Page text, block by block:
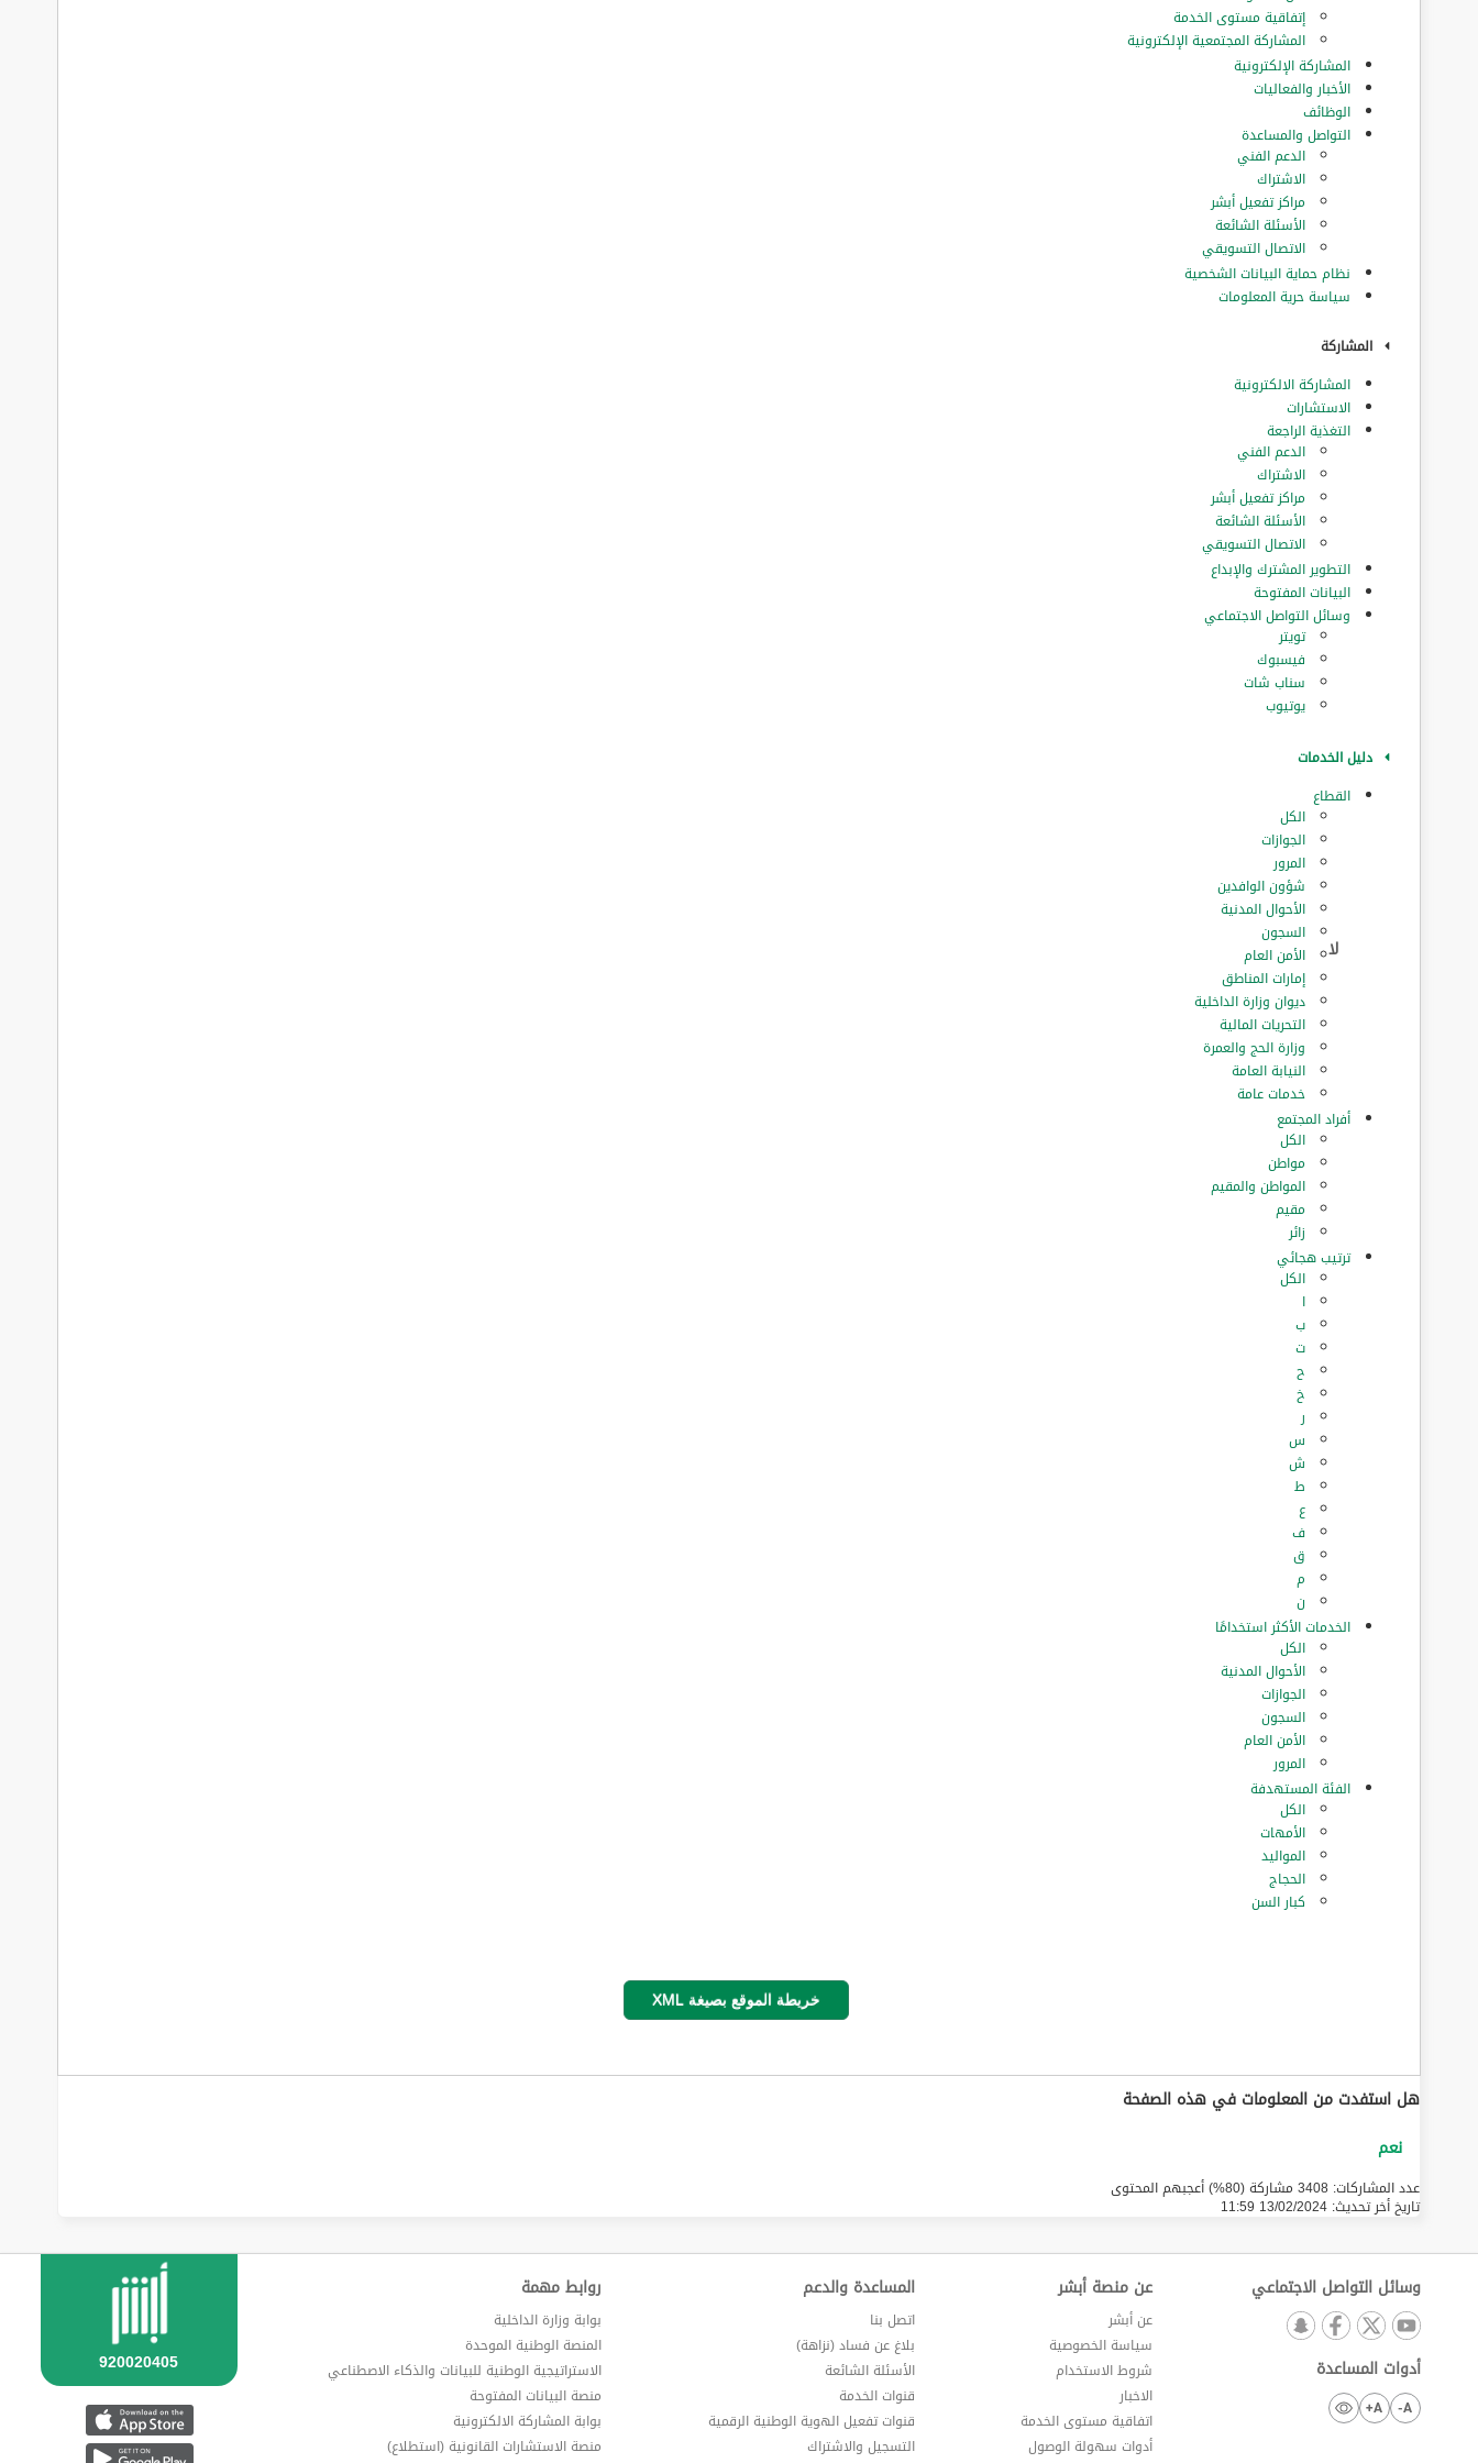
إتفاقية مستوى الخدمة
المشاركة المجتمعية الإلكترونية
المشاركة الإلكترونية
الأخبار والفعاليات
الوظائف
التواصل والمساعدة
الدعم الفني
الاشتراك
مراكز تفعيل أبشر
الأسئلة الشائعة
الاتصال التسويقي
نظام حماية البيانات الشخصية
سياسة حرية المعلومات
المشاركة
المشاركة الالكترونية
الاستشارات
التغذية الراجعة
الدعم الفني
الاشتراك
مراكز تفعيل أبشر
الأسئلة الشائعة
الاتصال التسويقي
التطوير المشترك والإبداع
البيانات المفتوحة
وسائل التواصل الاجتماعي
تويتر
فيسبوك
سناب شات
يوتيوب
دليل الخدمات
القطاع
الكل
الجوازات
المرور
‏شؤون الوافدين
الأحوال المدنية
السجون
الأمن العام
إمارات المناطق
ديوان وزارة الداخلية
التحريات المالية
وزارة الحج والعمرة
النيابة العامة
خدمات عامة
أفراد المجتمع
الكل
مواطن
المواطن والمقيم
مقيم
زائر
ترتيب هجائي
الكل
ا
ب
ت
ح
خ
ر
س
ش
ط
ع
ف
ق
م
ن
الخدمات الأكثر استخدامًا
الكل
الأحوال المدنية
الجوازات
السجون
الأمن العام
المرور
الفئة المستهدفة
الكل
الأمهات
المواليد
الحجاج
كبار السن
خريطة الموقع بصيغة XML
هل استفدت من المعلومات في هذه الصفحة
عدد المشاركات: 3408 مشاركة (80%) أعجبهم المحتوى
تاريخ أخر تحديث: 13/02/2024 11:59
وسائل التواصل الاجتماعي
أدوات المساعدة
A-
A+
عن منصة أبشر
عن أبشر
سياسة الخصوصية
شروط الاستخدام
الاخبار
اتفاقية مستوى الخدمة
أدوات سهولة الوصول
المساعدة والدعم
اتصل بنا
بلاغ عن فساد (نزاهة)
الأسئلة الشائعة
قنوات الخدمة
قنوات تفعيل الهوية الوطنية الرقمية
التسجيل والاشتراك
روابط مهمة
بوابة وزارة الداخلية
المنصة الوطنية الموحدة
الاستراتيجية الوطنية للبيانات والذكاء الاصطناعي
منصة البيانات المفتوحة
بوابة المشاركة الالكترونية
منصة الاستشارات القانونية (استطلاع)